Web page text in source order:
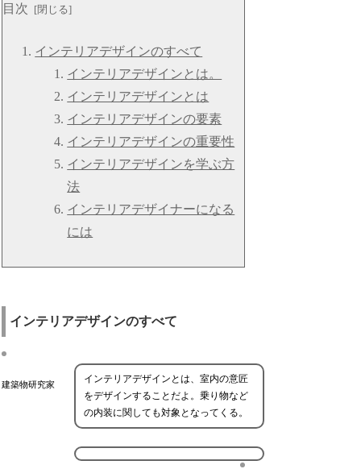
目次
インテリアデザインのすべて
インテリアデザインとは。
インテリアデザインとは
インテリアデザインの要素
インテリアデザインの重要性
インテリアデザインを学ぶ方
法
インテリアデザイナーになる
には
インテリアデザインのすべて
建築物研究家
インテリアデザインとは、室内の意匠
をデザインすることだよ。乗り物など
の内装に関しても対象となってくる。